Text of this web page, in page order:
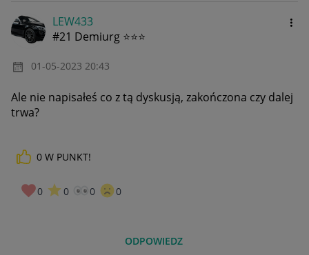
LEW433
#21 Demiurg ⭐⭐⭐
‎01-05-2023 20:43
Ale nie napisałeś co z tą dyskusją, zakończona czy dalej
trwa?
0 W PUNKT!
0 0 0 0
ODPOWIEDZ